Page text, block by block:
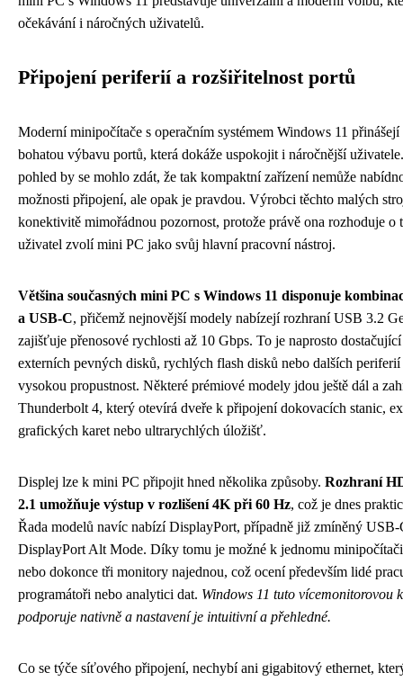
očekávání i náročných uživatelů.
Připojení periferií a rozšiřitelnost portů
Moderní minipočítače s operačním systémem Windows 11
bohatou výbavu portů, která dokáže uspokojit i náročnější
pohled by se mohlo zdát, že tak kompaktní zařízení nemůže
možnosti připojení, ale opak je pravdou. Výrobci těchto malých
konektivitě mimořádnou pozornost, protože právě ona rozhoduje o
uživatel zvolí mini PC jako svůj hlavní pracovní nástroj.
Většina současných mini PC s Windows 11 disponuje
a USB-C, přičemž nejnovější modely nabízejí rozhraní USB 3.2
zajišťuje přenosové rychlosti až 10 Gbps. To je naprosto
externích pevných disků, rychlých flash disků nebo dalších
vysokou propustnost. Některé prémiové modely jdou ještě dál a
Thunderbolt 4, který otevírá dveře k připojení dokovacích stanic,
grafických karet nebo ultrarychlých úložišť.
Displej lze k mini PC připojit hned několika způsoby. Rozhraní
2.1 umožňuje výstup v rozlišení 4K při 60 Hz, což je dnes
Řada modelů navíc nabízí DisplayPort, případně již zmíněný USB-
DisplayPort Alt Mode. Díky tomu je možné k jednomu
nebo dokonce tři monitory najednou, což ocení především lidé
programátoři nebo analytici dat. Windows 11 tuto vícemonitorovou
podporuje nativně a nastavení je intuitivní a přehledné.
Co se týče síťového připojení, nechybí ani gigabitový ethernet,